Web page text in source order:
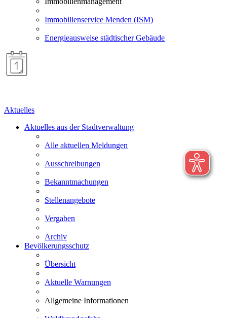
Immobilienservice Menden (ISM)
Energieausweise städtischer Gebäude
Aktuelles
Aktuelles aus der Stadtverwaltung
Alle aktuellen Meldungen
Ausschreibungen
Bekanntmachungen
Stellenangebote
Vergaben
Archiv
Bevölkerungsschutz
Übersicht
Aktuelle Warnungen
Allgemeine Informationen